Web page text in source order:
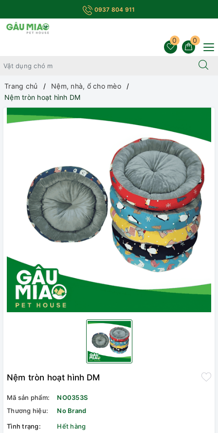
0937 804 911
0
0
Trang chủ
Nệm, nhà, ổ cho mèo
Nệm tròn hoạt hình DM
Nệm tròn hoạt hình DM
Mã sản phẩm:
NO0353S
Thương hiệu:
No Brand
Tình trạng:
Hết hàng